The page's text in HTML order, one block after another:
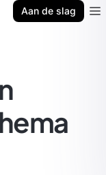
Aan de slag